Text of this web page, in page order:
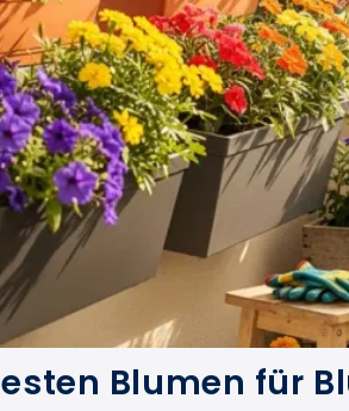
Blumen für